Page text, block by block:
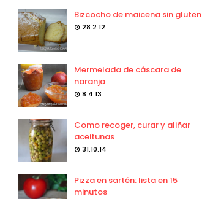
Bizcocho de maicena sin gluten
28.2.12
Mermelada de cáscara de
naranja
8.4.13
Como recoger, curar y aliñar
aceitunas
31.10.14
Pizza en sartén: lista en 15
minutos